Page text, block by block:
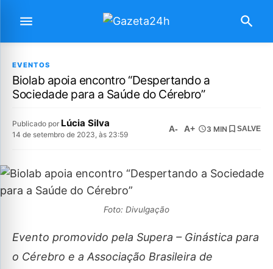
EVENTOS
Biolab apoia encontro “Despertando a
Sociedade para a Saúde do Cérebro”
Publicado por Lúcia Silva
14 de setembro de 2023, às 23:59
A- A+ 3 MIN SALVE
Foto: Divulgação
Evento promovido pela Supera – Ginástica para
o Cérebro e a Associação Brasileira de